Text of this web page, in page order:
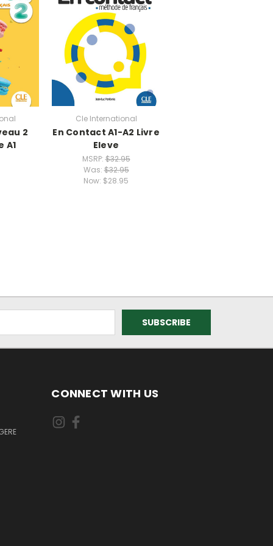
2
A1
Cle International
En Contact A1-A2 Livre
Eleve
MSRP:$32.95
Was:$32.95
Now: $28.95
CONNECT WITH US